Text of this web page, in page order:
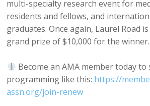
multi-specialty research event for
residents and fellows, and
graduates. Once again, Laurel Road
grand prize of $10,000 for the winner.
Become an AMA member today
programming like this: https://
assn.org/join-renew